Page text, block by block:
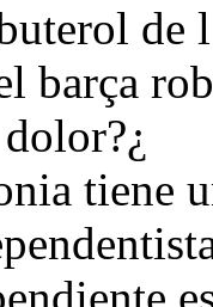
de
barça
tiene